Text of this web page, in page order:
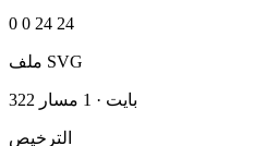
0 0 24 24
ملف SVG
322 بايت · 1 مسار
الترخيص